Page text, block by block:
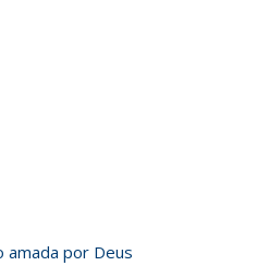
amada por Deus